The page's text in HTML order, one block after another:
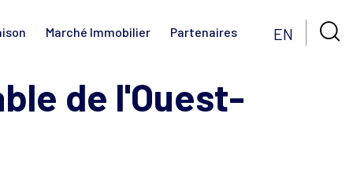
Marché Immobilier Partenaires EN 
de l'Ouest-